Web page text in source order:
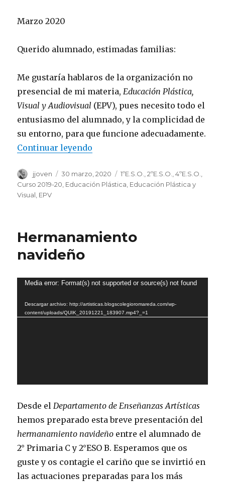
Marzo 2020
Querido alumnado, estimadas familias:
Me gustaría hablaros de la organización no
presencial de mi materia, Educación Plástica,
Visual y Audiovisual (EPV), pues necesito todo el
entusiasmo del alumnado, y la complicidad de
su entorno, para que funcione adecuadamente.
Continuar leyendo
Autor
jjoven
Publicado
el
30 marzo, 2020 Categorías
1ºE.S.O. ,2ºE.S.O. ,4ºE.S.O.
Curso 2019-20 Educación Plástica Educación Plástica y
Visual EPV
Hermanamiento
navideño
Reproductor
vídeo
Media error: Format(s) not supported or source(s) not found
Descargar archivo: http://artisticas.blogscolegioromareda.com/wp-
content/uploads/QUIK_20191221_183907.mp4?_=1
Desde elDepartamento de Enseñanzas Artísticas
hemos preparado esta breve presentación del
hermanamiento navideño entre el alumnado de
2° Primaria C y 2°ESO B. Esperamos que os
guste y os contagie el cariño que se invirtió en
las actuaciones preparadas para los más